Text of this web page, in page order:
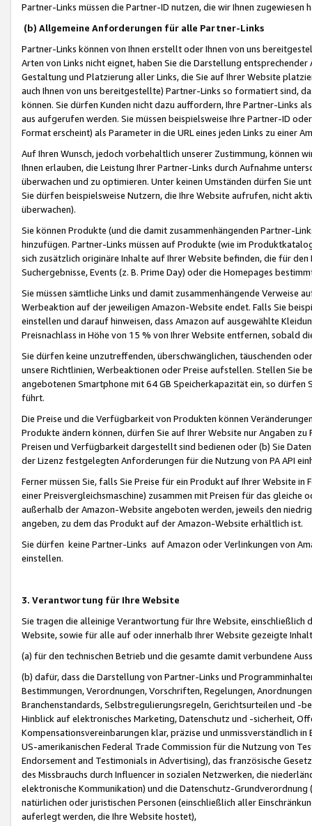
Partner-Links müssen die Partner-ID nutzen, die wir Ihnen zugewiesen
(b) Allgemeine Anforderungen für alle Partner-Links
Partner-Links können von Ihnen erstellt oder Ihnen von uns
Arten von Links nicht eignet, haben Sie die Darstellung
Gestaltung und Platzierung aller Links, die Sie auf Ihrer Website
auch Ihnen von uns bereitgestellte) Partner-Links so formatiert sind,
können. Sie dürfen Kunden nicht dazu auffordern, Ihre Partner-Links
aus aufgerufen werden. Sie müssen beispielsweise Ihre Partner-ID
Format erscheint) als Parameter in die URL eines jeden Links zu einer
Auf Ihren Wunsch, jedoch vorbehaltlich unserer Zustimmung, können
Ihnen erlauben, die Leistung Ihrer Partner-Links durch Aufnahme
überwachen und zu optimieren. Unter keinen Umständen dürfen Sie
Sie dürfen beispielsweise Nutzern, die Ihre Website aufrufen, nicht
überwachen).
Sie können Produkte (und die damit zusammenhängenden Partner-
hinzufügen. Partner-Links müssen auf Produkte (wie im
sich zusätzlich originäre Inhalte auf Ihrer Website befinden, die für
Suchergebnisse, Events (z. B. Prime Day) oder die Homepages
Sie müssen sämtliche Links und damit zusammenhängende
Werbeaktion auf der jeweiligen Amazon-Website endet. Falls Sie
einstellen und darauf hinweisen, dass Amazon auf ausgewählte
Preisnachlass in Höhe von 15 % von Ihrer Website entfernen, sobald
Sie dürfen keine unzutreffenden, überschwänglichen, täuschenden
unsere Richtlinien, Werbeaktionen oder Preise aufstellen. Stellen Sie
angebotenen Smartphone mit 64 GB Speicherkapazität ein, so dürfen
führt.
Die Preise und die Verfügbarkeit von Produkten können
Produkte ändern können, dürfen Sie auf Ihrer Website nur Angaben
Preisen und Verfügbarkeit dargestellt sind bedienen oder (b) Sie
der Lizenz festgelegten Anforderungen für die Nutzung von PA API
Ferner müssen Sie, falls Sie Preise für ein Produkt auf Ihrer Website
einer Preisvergleichsmaschine) zusammen mit Preisen für das
außerhalb der Amazon-Website angeboten werden, jeweils den
angeben, zu dem das Produkt auf der Amazon-Website erhältlich ist.
Sie dürfen keine Partner-Links auf Amazon oder Verlinkungen von
einstellen.
3. Verantwortung für Ihre Website
Sie tragen die alleinige Verantwortung für Ihre Website,
Website, sowie für alle auf oder innerhalb Ihrer Website gezeigte
(a) für den technischen Betrieb und die gesamte damit verbundene
(b) dafür, dass die Darstellung von Partner-Links und
Bestimmungen, Verordnungen, Vorschriften, Regelungen,
Branchenstandards, Selbstregulierungsregeln, Gerichtsurteilen und -
Hinblick auf elektronisches Marketing, Datenschutz und -sicherheit,
Kompensationsvereinbarungen klar, präzise und unmissverständlich
US-amerikanischen Federal Trade Commission für die Nutzung von
Endorsement and Testimonials in Advertising), das französische
des Missbrauchs durch Influencer in sozialen Netzwerken, die
elektronische Kommunikation) und die Datenschutz-
natürlichen oder juristischen Personen (einschließlich aller
auferlegt werden, die Ihre Website hostet),